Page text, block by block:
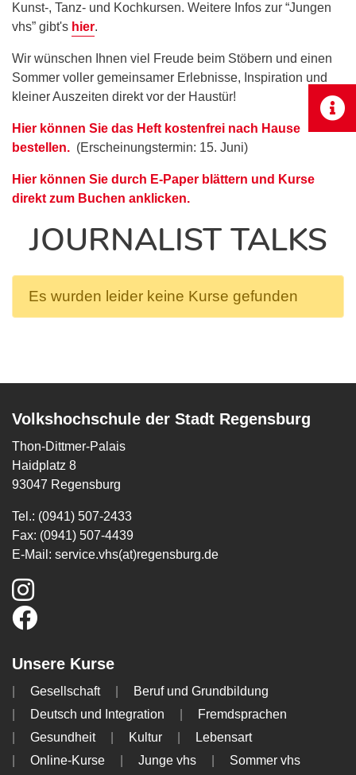
Kunst-, Tanz- und Kochkursen. Weitere Infos zur “Jungen
vhs” gibt's hier.
Wir wünschen Ihnen viel Freude beim Stöbern und einen
Sommer voller gemeinsamer Erlebnisse, Inspiration und
kleiner Auszeiten direkt vor der Haustür!
Hier können Sie das Heft kostenfrei nach Hause
bestellen. (Erscheinungstermin: 15. Juni)
Hier können Sie durch E-Paper blättern und Kurse
direkt zum Buchen anklicken.
JOURNALIST TALKS
Es wurden leider keine Kurse gefunden
Volkshochschule der Stadt Regensburg
Thon-Dittmer-Palais
Haidplatz 8
93047 Regensburg
Tel.: (0941) 507-2433
Fax: (0941) 507-4439
E-Mail: service.vhs(at)regensburg.de
Unsere Kurse
Gesellschaft
Beruf und Grundbildung
Deutsch und Integration
Fremdsprachen
Gesundheit
Kultur
Lebensart
Online-Kurse
Junge vhs Sommer vhs